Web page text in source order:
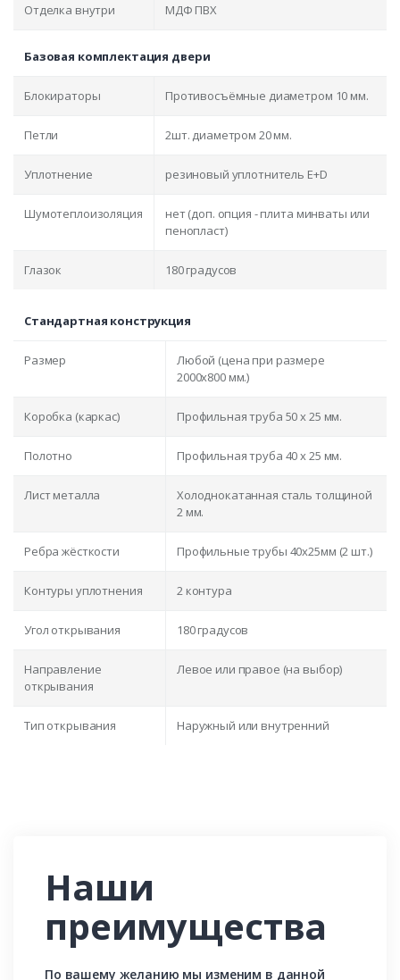
Отделка внутри МДФ ПВХ
Базовая комплектация двери
Блокираторы Противосъёмные диаметром 10 мм.
Петли 2шт. диаметром 20 мм.
Уплотнение резиновый уплотнитель E+D
Шумотеплоизоляция
нет (доп. опция - плита минваты или
пенопласт)
Глазок 180 градусов
Стандартная конструкция
Размер
Любой (цена при размере
2000x800 мм.)
Коробка (каркас) Профильная труба 50 х 25 мм.
Полотно Профильная труба 40 х 25 мм.
Лист металла
Холоднокатанная сталь толщиной
2 мм.
Ребра жёсткости Профильные трубы 40х25мм (2 шт.)
Контуры уплотнения 2 контура
Угол открывания 180 градусов
Направление
открывания
Левое или правое (на выбор)
Тип открывания Наружный или внутренний
Наши
преимущества
По вашему желанию мы изменим в данной